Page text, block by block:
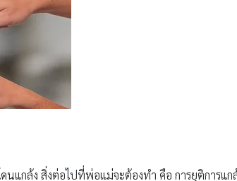
นแกล้ง สิ่งต่อไปที่พ่อแม่จะต้องทำ คือ การยุติการแก